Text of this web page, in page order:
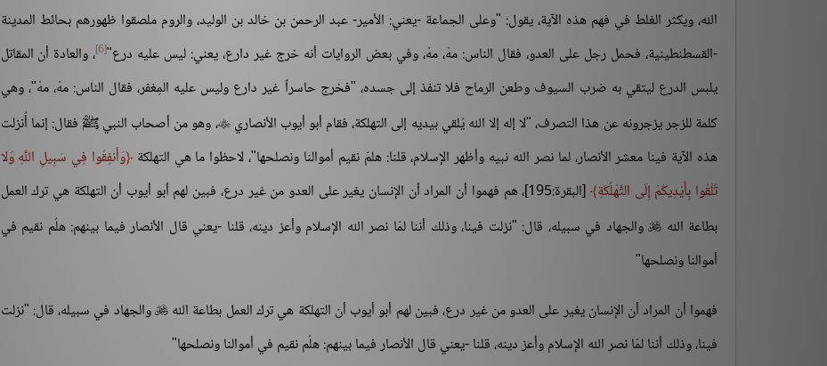
الله، ويكثر الغلط في فهم هذه الآية، يقول: "وعلى الجماعة -يعني: الأمير- عبد الرحمن بن خالد بن الوليد، والروم ملصقوا ظهورهم بحائط المدينة
-القسطنطينية، فحمل رجل على العدو، فقال الناس: مهْ، مهْ، وفي بعض الروايات أنه خرج غير دارع، يعني: ليس عليه درع"[6] ، والعادة أن المقاتل
يلبس الدرع ليتقي به ضرب السيوف وطعن الرماح فلا تنفذ إلى جسده، "فخرج حاسراً غير دارع وليس عليه المِغفر، فقال الناس: مهْ، مهْ"، وهي
كلمة للزجر يزجرونه عن هذا التصرف، "لا إله إلا الله يُلقي بيديه إلى التهلكة، فقام أبو أيوب الأنصاري، وهو من أصحاب النبي ﷺ فقال: إنما أُنزلت
هذه الآية فينا معشر الأنصار، لما نصر الله نبيه وأظهر الإسلام، قلنا: هلمّ نقيم أموالنا ونصلحها"، لاحظوا ما هي التهلكة وَأَنفِقُوا فِي سَبِيلِ اللَّهِ وَلا
تُلْقُوا بِأَيْدِيكُمْ إِلَى التَّهْلُكَةِ
[البقرة:195]، هم فهموا أن المراد أن الإنسان يغير على العدو من غير درع، فبين لهم أبو أيوب أن التهلكة هي ترك العمل
بطاعة الله  والجهاد في سبيله، قال: "نزلت فينا، وذلك أننا لمّا نصر الله الإسلام وأعز دينه، قلنا -يعني قال الأنصار فيما بينهم: هلُم نقيم في
أموالنا ونصلحها"
فهموا أن المراد أن الإنسان يغير على العدو من غير درع، فبين لهم أبو أيوب أن التهلكة هي ترك العمل بطاعة الله والجهاد في سبيله، قال: "نزلت
فينا، وذلك أننا لمّا نصر الله الإسلام وأعز دينه، قلنا -يعني قال الأنصار فيما بينهم: هلُم نقيم في أموالنا ونصلحها"